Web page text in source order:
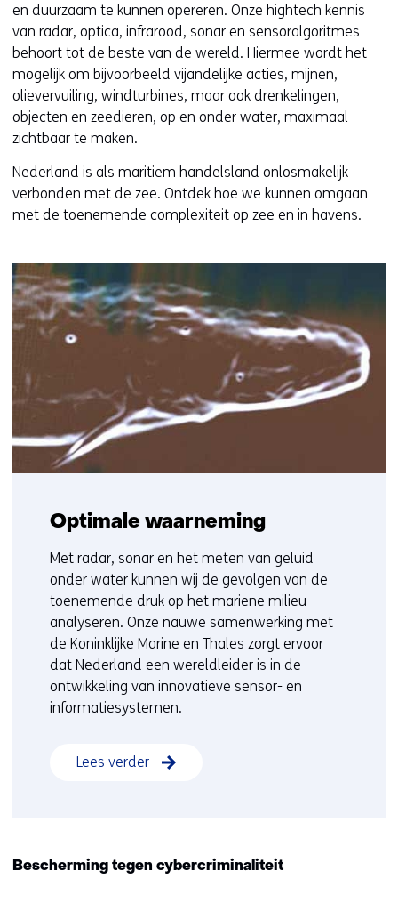
en duurzaam te kunnen opereren. Onze hightech kennis
van radar, optica, infrarood, sonar en sensoralgoritmes
behoort tot de beste van de wereld. Hiermee wordt het
mogelijk om bijvoorbeeld vijandelijke acties, mijnen,
olievervuiling, windturbines, maar ook drenkelingen,
objecten en zeedieren, op en onder water, maximaal
zichtbaar te maken.
Nederland is als maritiem handelsland onlosmakelijk
verbonden met de zee. Ontdek hoe we kunnen omgaan
met de toenemende complexiteit op zee en in havens.
Optimale waarneming
Met radar, sonar en het meten van geluid
onder water kunnen wij de gevolgen van de
toenemende druk op het mariene milieu
analyseren. Onze nauwe samenwerking met
de Koninklijke Marine en Thales zorgt ervoor
dat Nederland een wereldleider is in de
ontwikkeling van innovatieve sensor- en
informatiesystemen.
Lees verder
Bescherming tegen cybercriminaliteit